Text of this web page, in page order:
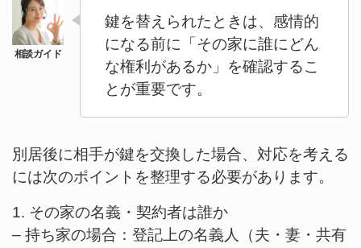
鍵を替えられたときは、感情的
になる前に「その家に誰にどん
な権利があるか」を確認するこ
とが重要です。
別居後に相手が鍵を交換した場合、対応を考える
には次のポイントを整理する必要があります。
1. その家の名義・契約者は誰か
– 持ち家の場合：登記上の名義人（夫・妻・共有